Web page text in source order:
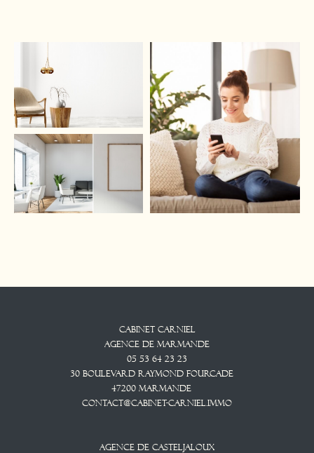
Cabinet CARNIEL
Agence De Marmande
05 53 64 23 23
30 Boulevard Raymond Fourcade
47200
Marmande
contact@cabinet-carniel.immo
Agence De Casteljaloux